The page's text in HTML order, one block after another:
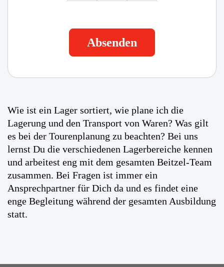
Wie ist ein Lager sortiert, wie plane ich die
Lagerung und den Transport von Waren? Was gilt
es bei der Tourenplanung zu beachten? Bei uns
lernst Du die verschiedenen Lagerbereiche kennen
und arbeitest eng mit dem gesamten Beitzel-Team
zusammen. Bei Fragen ist immer ein
Ansprechpartner für Dich da und es findet eine
enge Begleitung während der gesamten Ausbildung
statt.